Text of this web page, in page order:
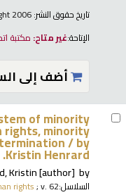
تاريخ حقوق النشر:
الإتاحة:غير متاح: مكتبة
أضف إلى
of minority
rights, minority
/by
Kristin Henrard.
by
Kristin[author]
السلاسل: rights; v. 62